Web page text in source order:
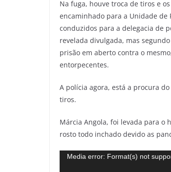
Na fuga, houve troca de tiros e
encaminhado para a Unidade de
conduzidos para a delegacia de
revelada divulgada, mas segundo
prisão em aberto contra o
entorpecentes.
A polícia agora, está a procura
tiros.
Márcia Angola, foi levada para o
rosto todo inchado devido as
Tocador
Media error: Format(s) not